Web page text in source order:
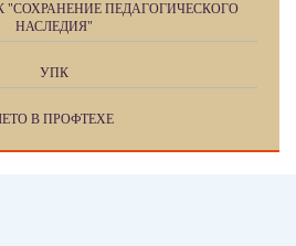
ПЕДАГОГИЧЕСКОГО
НАСЛЕДИЯ"
УПК
В ПРОФТЕХЕ